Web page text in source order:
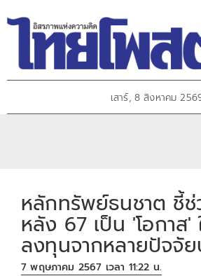
เสาร์, 8 สิงหาคม
หลักทรัพย์ธนชาต ชี้
หลัง 67 เป็น 'โอกาส'
ลงทุนจากหลายปัจจั
7 พฤษภาคม 2567 เวลา 11:22 น.